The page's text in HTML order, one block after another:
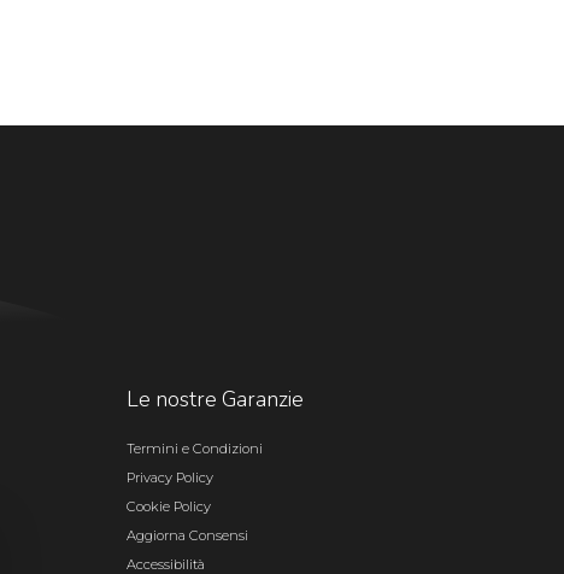
Le nostre Garanzie
Termini e Condizioni
Privacy Policy
Cookie Policy
Aggiorna Consensi
Accessibilità